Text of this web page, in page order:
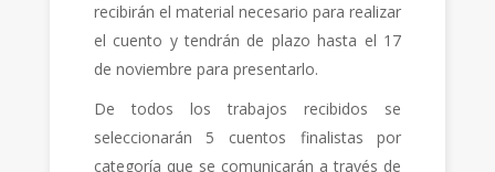
recibirán el material necesario para realizar
el cuento y tendrán de plazo hasta el 17
de noviembre para presentarlo.
De todos los trabajos recibidos se
seleccionarán 5 cuentos finalistas por
categoría que se comunicarán a través de